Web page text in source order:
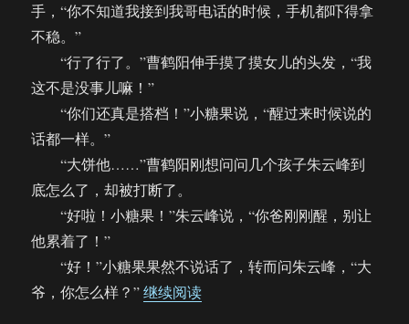
手，“你不知道我接到我哥电话的时候，手机都吓得拿
不稳。”
“行了行了。”曹鹤阳伸手摸了摸女儿的头发，“我
这不是没事儿嘛！”
“你们还真是搭档！”小糖果说，“醒过来时候说的
话都一样。”
“大饼他……”曹鹤阳刚想问问几个孩子朱云峰到
底怎么了，却被打断了。
“好啦！小糖果！”朱云峰说，“你爸刚刚醒，别让
他累着了！”
“好！”小糖果果然不说话了，转而问朱云峰，“大
爷，你怎么样？”继续阅读“【饼四/AU】朱总又双叒叕撞